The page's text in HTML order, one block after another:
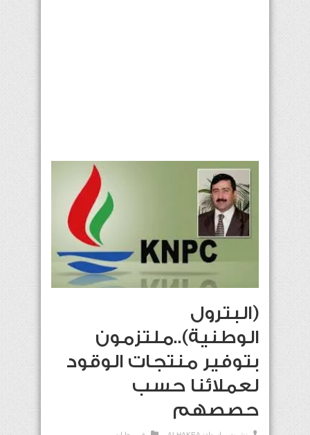
(البترول
الوطنية)..ملتزمون
بتوفير منتجات الوقود
لعملائنا حسب
حصصهم